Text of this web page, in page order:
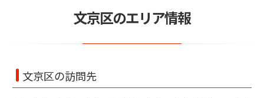
文京区のエリア情報
文京区の訪問先